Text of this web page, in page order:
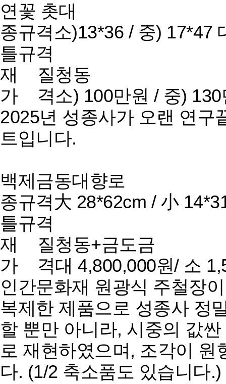
연꽃 촛대
종규격소)13*36 / 중) 17*47
틀규격
재 질청동
가 격소) 100만원 / 중)
2025년 성종사가 오랜 연구
트입니다.
백제금동대향로
종규격大 28*62cm / 小
틀규격
재 질청동+금도금
가 격대 4,800,000원/ 소
인간문화재 원광식 주철장
복제한 제품으로 성종사 정
할 뿐만 아니라, 시중의 값
로 재현하였으며, 조각이
다. (1/2 축소품도 있습니다